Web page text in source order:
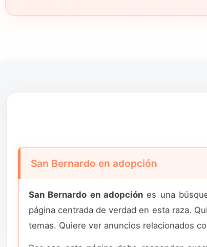
San Bernardo en adopción
San Bernardo en adopción es una
página centrada de verdad en esta raza.
temas. Quiere ver anuncios relacionados